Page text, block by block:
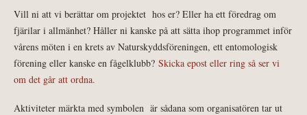
Vill ni att vi berättar om projektet hos er? Eller ha ett föredrag om
fjärilar i allmänhet? Håller ni kanske på att sätta ihop programmet inför
vårens möten i en krets av Naturskyddsföreningen, ett entomologisk
förening eller kanske en fågelklubb? Skicka epost eller ring så ser vi
om det går att ordna.
Aktiviteter märkta med symbolen är sådana som organisatören tar ut